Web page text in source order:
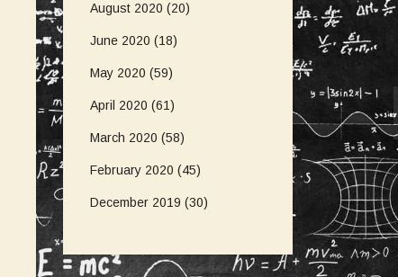
August 2020 (20)
June 2020 (18)
May 2020 (59)
April 2020 (61)
March 2020 (58)
February 2020 (45)
December 2019 (30)